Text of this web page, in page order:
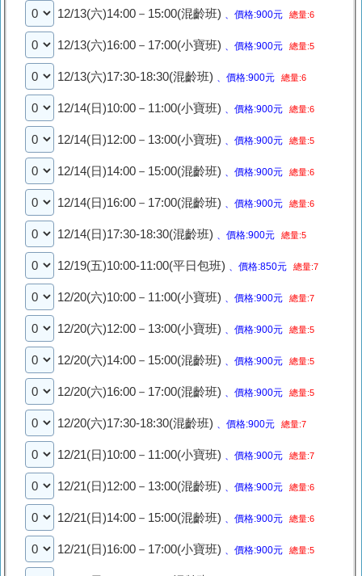
12/13(六)14:00－15:00(混齡班) 、價格:900元 總量:6
12/13(六)16:00－17:00(小寶班) 、價格:900元 總量:5
12/13(六)17:30-18:30(混齡班) 、價格:900元 總量:6
12/14(日)10:00－11:00(小寶班) 、價格:900元 總量:6
12/14(日)12:00－13:00(小寶班) 、價格:900元 總量:5
12/14(日)14:00－15:00(混齡班) 、價格:900元 總量:6
12/14(日)16:00－17:00(混齡班) 、價格:900元 總量:6
12/14(日)17:30-18:30(混齡班) 、價格:900元 總量:5
12/19(五)10:00-11:00(平日包班) 、價格:850元 總量:7
12/20(六)10:00－11:00(小寶班) 、價格:900元 總量:7
12/20(六)12:00－13:00(小寶班) 、價格:900元 總量:5
12/20(六)14:00－15:00(混齡班) 、價格:900元 總量:5
12/20(六)16:00－17:00(混齡班) 、價格:900元 總量:5
12/20(六)17:30-18:30(混齡班) 、價格:900元 總量:7
12/21(日)10:00－11:00(小寶班) 、價格:900元 總量:7
12/21(日)12:00－13:00(混齡班) 、價格:900元 總量:6
12/21(日)14:00－15:00(混齡班) 、價格:900元 總量:6
12/21(日)16:00－17:00(小寶班) 、價格:900元 總量:5